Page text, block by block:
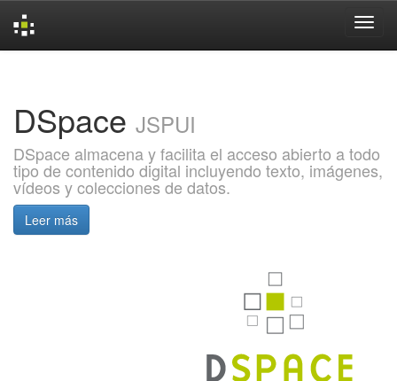
DSpace JSPUI
DSpace almacena y facilita el acceso abierto a todo
tipo de contenido digital incluyendo texto, imágenes,
vídeos y colecciones de datos.
Leer más